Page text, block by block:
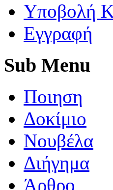
Yποβολή
Εγγραφή
Sub Menu
Ποιηση
Δοκίμιο
Νουβέλα
Διήγημα
Άρθρο